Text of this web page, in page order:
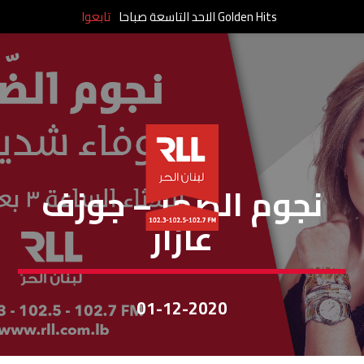
نجوم الظهر
نجوم الضهر – جوزف
عازار
01-12-2020
Golden Hits الاحد التاسعة صباحا تابعوا